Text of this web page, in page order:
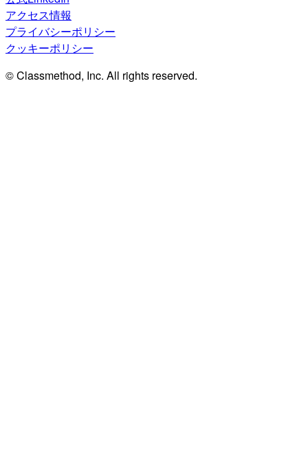
アクセス情報
プライバシーポリシー
クッキーポリシー
© Classmethod, Inc. All rights reserved.